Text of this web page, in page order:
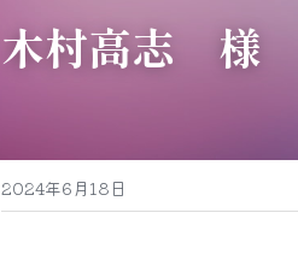
木村高志　様
2024年6月18日